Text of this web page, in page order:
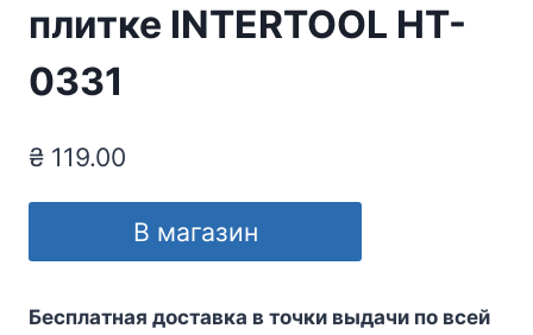
плитке INTERTOOL HT-
0331
₴ 119.00
В магазин
Бесплатная доставка в точки выдачи по всей